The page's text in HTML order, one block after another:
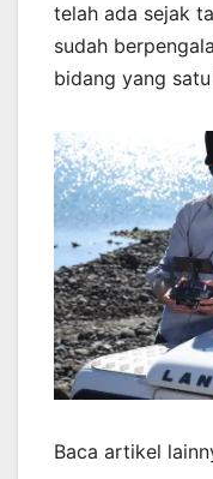
telah ada sejak
sudah
bidang yang
Baca artikel